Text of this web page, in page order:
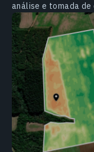
análise e tomada de